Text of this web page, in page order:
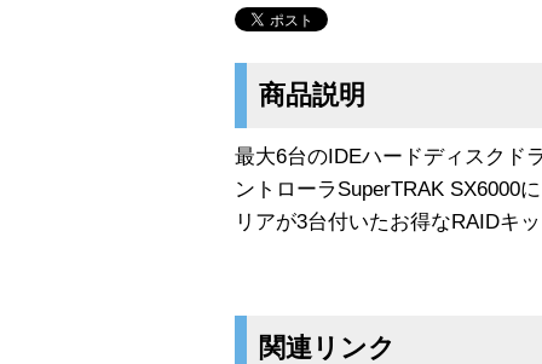
商品説明
最大6台のIDEハードディスクド
ントローラSuperTRAK SX6000
リアが3台付いたお得なRAIDキ
関連リンク